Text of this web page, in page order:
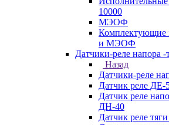
10000
МЭОФ
и МЭОФ
Датчики-реле напора -
Назад
Датчики-реле
Датчик реле ДЕ-
Датчик реле
ДН-40
Датчик реле